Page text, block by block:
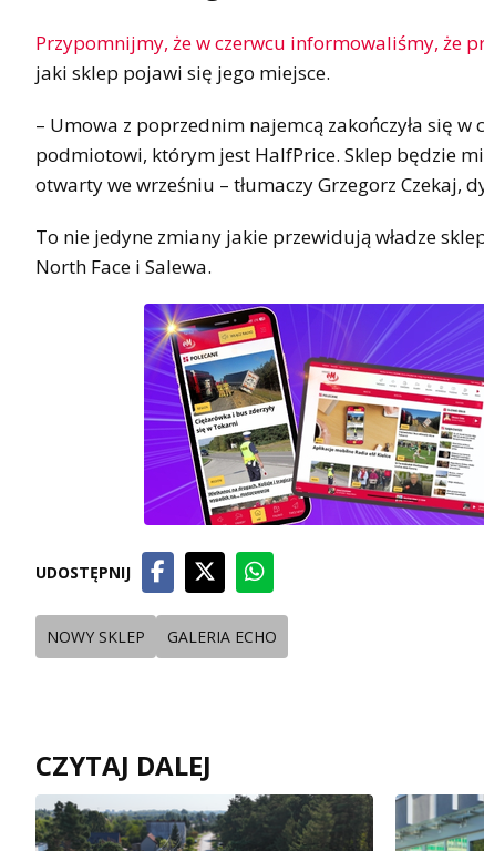
Przypomnijmy, że w czerwcu informowaliśmy, że
jaki sklep pojawi się jego miejsce.
– Umowa z poprzednim najemcą zakończyła się
podmiotowi, którym jest HalfPrice. Sklep będzie
otwarty we wrześniu – tłumaczy Grzegorz Czekaj,
To nie jedyne zmiany jakie przewidują władze
North Face i Salewa.
UDOSTĘPNIJ
NOWY SKLEP GALERIA ECHO
CZYTAJ DALEJ